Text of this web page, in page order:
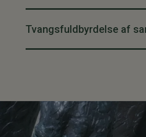
Tvangsfuldbyrdelse af